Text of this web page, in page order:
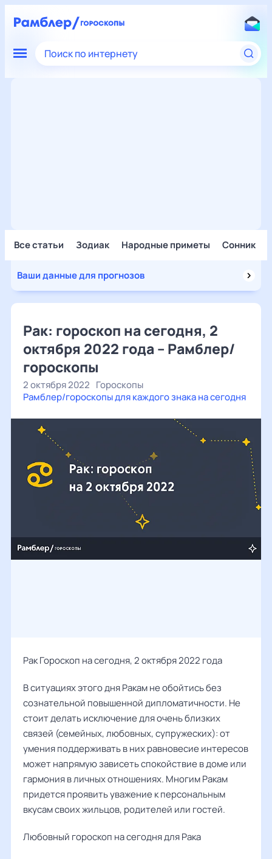
Поиск по интернету
Все статьи Зодиак Народные приметы Сонник
Ваши данные для прогнозов
Рак: гороскоп на сегодня, 2
октября 2022 года – Рамблер/
гороскопы
2 октября 2022 Гороскопы
Рамблер/гороскопы для каждого знака на сегодня
Рак Гороскоп на сегодня, 2 октября 2022 года
В ситуациях этого дня Ракам не обойтись без
сознательной повышенной дипломатичности. Не
стоит делать исключение для очень близких
связей (семейных, любовных, супружеских): от
умения поддерживать в них равновесие интересов
может напрямую зависеть спокойствие в доме или
гармония в личных отношениях. Многим Ракам
придется проявить уважение к персональным
вкусам своих жильцов, родителей или гостей.
Любовный гороскоп на сегодня для Рака